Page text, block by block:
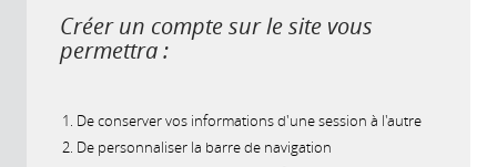
Créer un compte sur le site vous
permettra :
De conserver vos informations d'une session à l'autre
De personnaliser la barre de navigation